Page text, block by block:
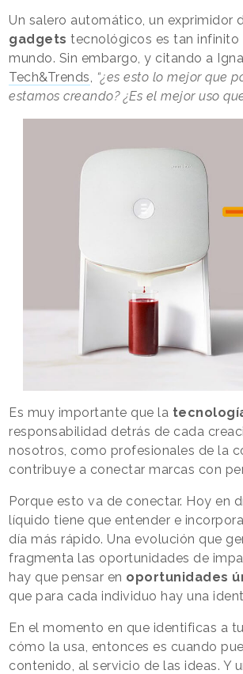
Un salero automático, un exprimidor
gadgets tecnológicos es tan infinito
mundo. Sin embargo, y citando a
Tech&Trends
“¿es esto lo mejor que
estamos creando? ¿Es el mejor uso
Es muy importante que la
responsabilidad detrás de cada
nosotros, como profesionales de la
contribuye a conectar marcas con
Porque esto va de conectar. Hoy en
líquido tiene que entender e
día más rápido. Una evolución que
fragmenta las oportunidades de
hay que pensar en oportunidades
que para cada individuo hay una
En el momento en que identificas a
cómo la usa, entonces es cuando
contenido, al servicio de las ideas. Y